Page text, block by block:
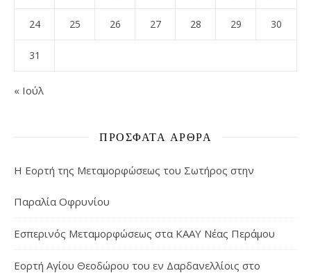
24 25 26 27 28 29 30
31
« Ιούλ
ΠΡΌΣΦΑΤΑ ΆΡΘΡΑ
Η Εορτή της Μεταμορφώσεως του Σωτήρος στην
Παραλία Οφρυνίου
Εσπερινός Μεταμορφώσεως στα ΚΑΑΥ Νέας Περάμου
Εορτή Αγίου Θεοδώρου του εν Δαρδανελλίοις στο